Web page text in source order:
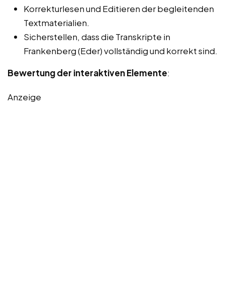
Korrekturlesen und Editieren der begleitenden
Textmaterialien.
Sicherstellen, dass die Transkripte in
Frankenberg (Eder) vollständig und korrekt sind.
Bewertung der interaktiven Elemente:
Anzeige